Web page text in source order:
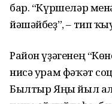
бар. “Күршеләр
йәшәйбеҙ”, – тип
Район үҙәгенең
нисә урам фәҡәт
Былтыр Яңы йыл